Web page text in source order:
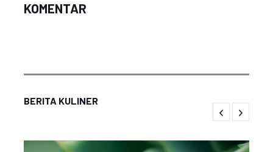
KOMENTAR
BERITA KULINER